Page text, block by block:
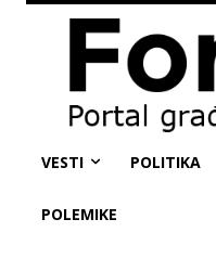
VESTI POLITIKA
POLEMIKE